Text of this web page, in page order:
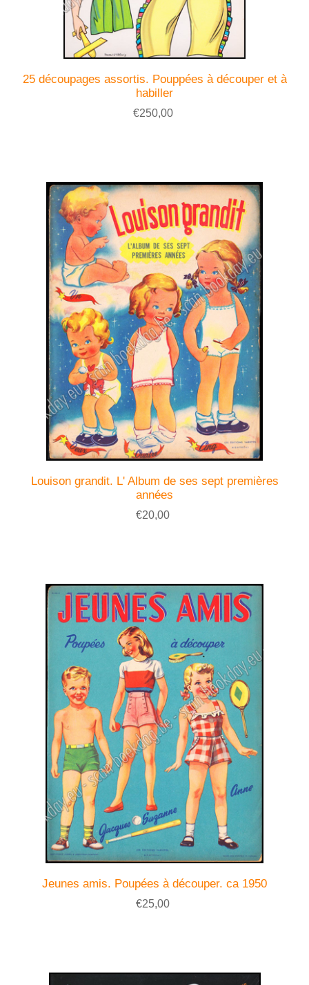
25 découpages assortis. Pouppées à découper et à
habiller
€250,00
Louison grandit. L' Album de ses sept premières
années
€20,00
Jeunes amis. Poupées à découper. ca 1950
€25,00